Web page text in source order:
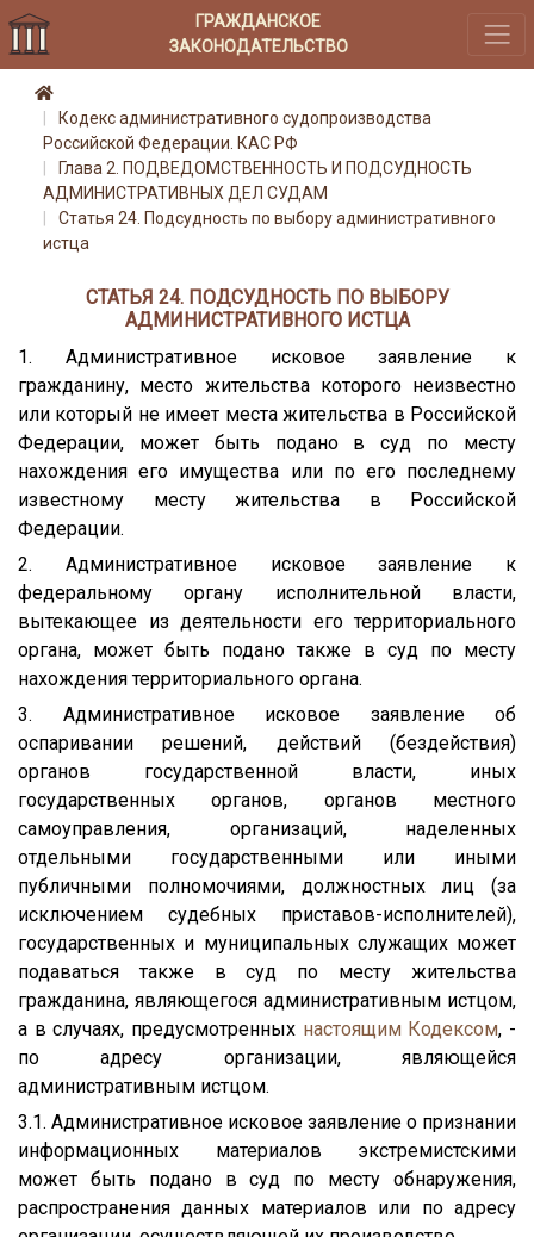
ГРАЖДАНСКОЕ
ЗАКОНОДАТЕЛЬСТВО
Кодекс административного судопроизводства
Российской Федерации. КАС РФ
Глава 2. ПОДВЕДОМСТВЕННОСТЬ И ПОДСУДНОСТЬ
АДМИНИСТРАТИВНЫХ ДЕЛ СУДАМ
Статья 24. Подсудность по выбору административного
истца
СТАТЬЯ 24. ПОДСУДНОСТЬ ПО ВЫБОРУ
АДМИНИСТРАТИВНОГО ИСТЦА
1. Административное исковое заявление к
гражданину, место жительства которого неизвестно
или который не имеет места жительства в Российской
Федерации, может быть подано в суд по месту
нахождения его имущества или по его последнему
известному месту жительства в Российской
Федерации.
2. Административное исковое заявление к
федеральному органу исполнительной власти,
вытекающее из деятельности его территориального
органа, может быть подано также в суд по месту
нахождения территориального органа.
3. Административное исковое заявление об
оспаривании решений, действий (бездействия)
органов государственной власти, иных
государственных органов, органов местного
самоуправления, организаций, наделенных
отдельными государственными или иными
публичными полномочиями, должностных лиц (за
исключением судебных приставов-исполнителей),
государственных и муниципальных служащих может
подаваться также в суд по месту жительства
гражданина, являющегося административным истцом,
а в случаях, предусмотренных настоящим Кодексом, -
по адресу организации, являющейся
административным истцом.
3.1. Административное исковое заявление о признании
информационных материалов экстремистскими
может быть подано в суд по месту обнаружения,
распространения данных материалов или по адресу